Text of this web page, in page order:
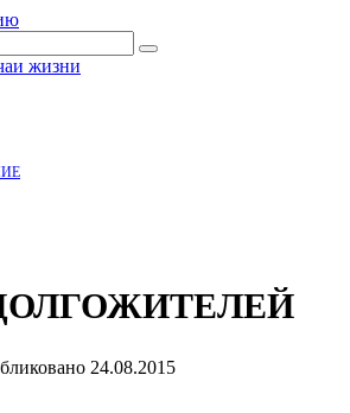
24.08.2015